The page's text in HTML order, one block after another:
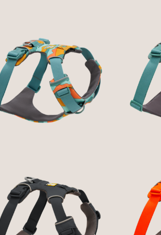
FRONT RANGE® DOG
HARNESS - SPRING
MOUNTAINS -
RUFFWEAR
51,89 €
FRONT RANGE® DOG
HARNESS - BASALT
GRAY - RUFFWEAR